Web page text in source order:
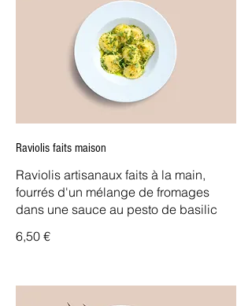
Raviolis faits maison
Raviolis artisanaux faits à la main,
fourrés d'un mélange de fromages
dans une sauce au pesto de basilic
6,50 €